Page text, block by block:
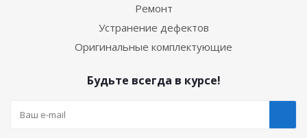
Ремонт
Устранение дефектов
Оригинальные комплектующие
Будьте всегда в курсе!